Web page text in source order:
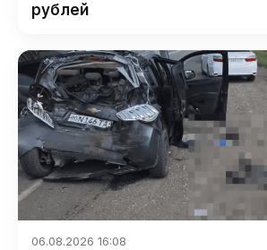
рублей
06.08.2026 16:08